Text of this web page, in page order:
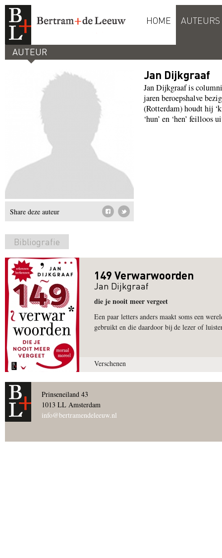
HOME AUTEURS
AUTEUR
Share deze auteur
Jan Dijkgraaf
Jan Dijkgraaf is
jaren beroepshalve
(Rotterdam) houdt hij
‘hun’ en ‘hen’ feilloos
Bibliografie
149 Verwarwoorden
Jan Dijkgraaf
die je nooit meer vergeet
Een paar letters anders maakt soms een
gebruikt en die daardoor bij de lezer of
Verschenen
Prinseneiland 43
1013 LL Amsterdam
info@bertramendeleeuw.nl